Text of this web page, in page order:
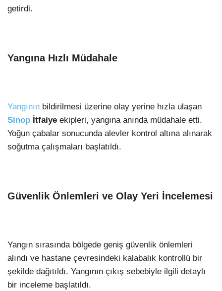
getirdi.
Yangına Hızlı Müdahale
Yangının bildirilmesi üzerine olay yerine hızla ulaşan
Sinop İtfaiye ekipleri, yangına anında müdahale etti.
Yoğun çabalar sonucunda alevler kontrol altına alınarak
soğutma çalışmaları başlatıldı.
Güvenlik Önlemleri ve Olay Yeri İncelemesi
Yangın sırasında bölgede geniş güvenlik önlemleri
alındı ve hastane çevresindeki kalabalık kontrollü bir
şekilde dağıtıldı. Yangının çıkış sebebiyle ilgili detaylı
bir inceleme başlatıldı.